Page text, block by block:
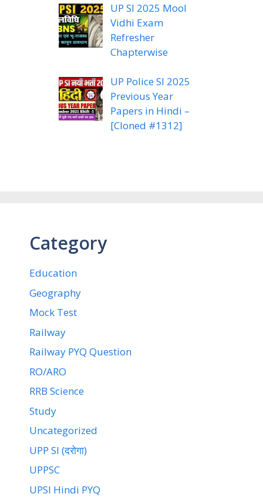
UP SI 2025 Mool
Vidhi Exam
Refresher
Chapterwise
UP Police SI 2025
Previous Year
Papers in Hindi –
[Cloned #1312]
Category
Education
Geography
Mock Test
Railway
Railway PYQ Question
RO/ARO
RRB Science
Study
Uncategorized
UPP SI (दरोगा)
UPPSC
UPSI Hindi PYQ